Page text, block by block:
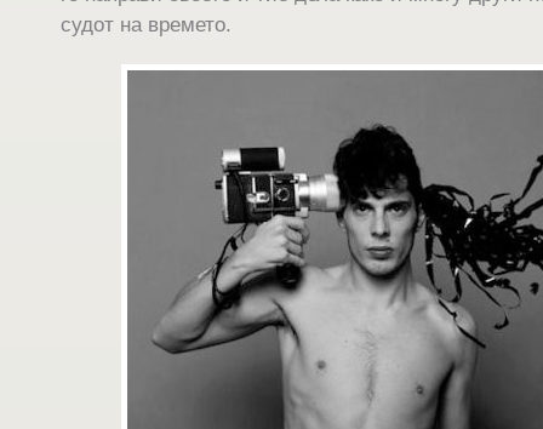
судот на времето.